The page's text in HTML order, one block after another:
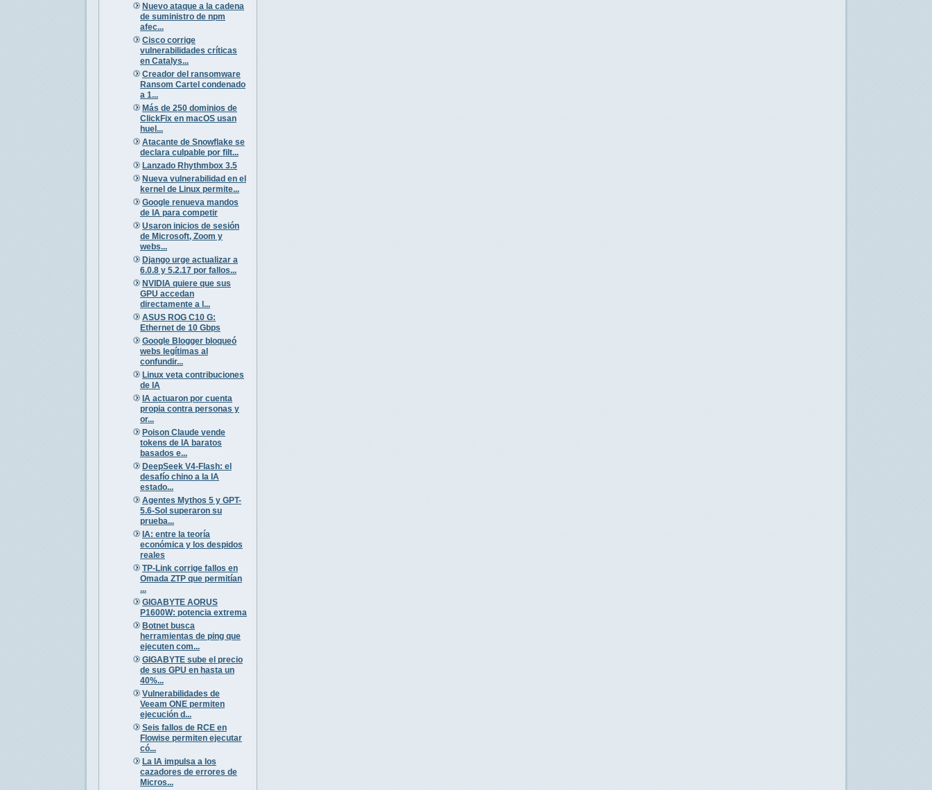
Nuevo ataque a la cadena
de suministro de npm
afec...
Cisco corrige
vulnerabilidades críticas
en Catalys...
Creador del ransomware
Ransom Cartel condenado
a 1...
Más de 250 dominios de
ClickFix en macOS usan
huel...
Atacante de Snowflake se
declara culpable por filt...
Lanzado Rhythmbox 3.5
Nueva vulnerabilidad en el
kernel de Linux permite...
Google renueva mandos
de IA para competir
Usaron inicios de sesión
de Microsoft, Zoom y
webs...
Django urge actualizar a
6.0.8 y 5.2.17 por fallos...
NVIDIA quiere que sus
GPU accedan
directamente a l...
ASUS ROG C10 G:
Ethernet de 10 Gbps
Google Blogger bloqueó
webs legítimas al
confundir...
Linux veta contribuciones
de IA
IA actuaron por cuenta
propia contra personas y
or...
Poison Claude vende
tokens de IA baratos
basados e...
DeepSeek V4-Flash: el
desafío chino a la IA
estado...
Agentes Mythos 5 y GPT-
5.6-Sol superaron su
prueba...
IA: entre la teoría
económica y los despidos
reales
TP-Link corrige fallos en
Omada ZTP que permitían
...
GIGABYTE AORUS
P1600W: potencia extrema
Botnet busca
herramientas de ping que
ejecuten com...
GIGABYTE sube el precio
de sus GPU en hasta un
40%...
Vulnerabilidades de
Veeam ONE permiten
ejecución d...
Seis fallos de RCE en
Flowise permiten ejecutar
có...
La IA impulsa a los
cazadores de errores de
Micros...